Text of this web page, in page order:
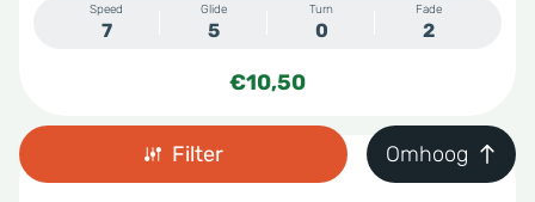
Speed
7
Glide
5
Turn
0
Fade
2
€10,50
Filter Omhoog